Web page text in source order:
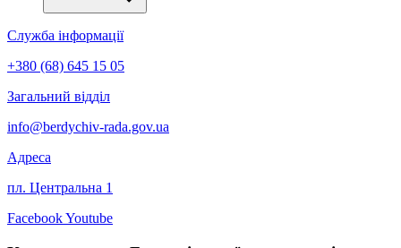
Служба інформації
+380 (68) 645 15 05
Загальний відділ
info@berdychiv-rada.gov.ua
Адреса
пл. Центральна 1
FacebookYoutube